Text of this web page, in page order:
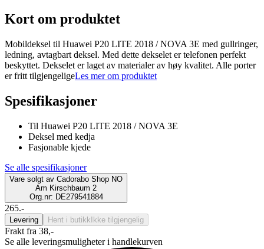
Kort om produktet
Mobildeksel til Huawei P20 LITE 2018 / NOVA 3E med gullringer,
ledning, avtagbart deksel. Med dette dekselet er telefonen perfekt
beskyttet. Dekselet er laget av materialer av høy kvalitet. Alle porter
er fritt tilgjengeligeLes mer om produktet
Spesifikasjoner
Til Huawei P20 LITE 2018 / NOVA 3E
Deksel med kedja
Fasjonable kjede
Se alle spesifikasjoner
Vare solgt av Cadorabo Shop NO
Am Kirschbaum 2
Org.nr: DE279541884
265.-
Levering Hent i butikk Ikke tilgjengelig
Frakt fra 38,-
Se alle leveringsmuligheter i handlekurven